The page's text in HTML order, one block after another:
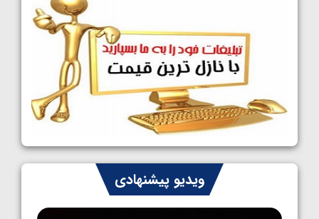
کشتی آزاد نوجوانان جهان؛ رقبای نمایندگان
ایران مشخص شدند
1405/05/08
کشتی فرنگی نوجوانان جهان؛ سکوی تیمی
سوم برای ایران
1405/05/07
ایران چشم به راه چهار مدال در پنج وزن دوم
کشتی فرنگی نوجوانان جهان
1405/05/06
ویدیو پیشنهادی